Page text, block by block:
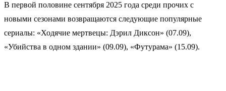
В первой половине сентября 2025 года среди прочих с
новыми сезонами возвращаются следующие популярные
сериалы: «Ходячие мертвецы: Дэрил Диксон» (07.09),
«Убийства в одном здании» (09.09), «Футурама» (15.09).